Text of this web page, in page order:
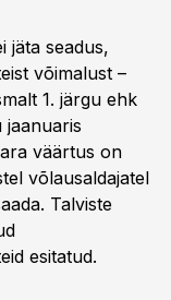
jäta seadus,
võimalust –
1. järgu ehk
jaanuaris
väärtus on
võlausaldajatel
Talviste
esitatud.